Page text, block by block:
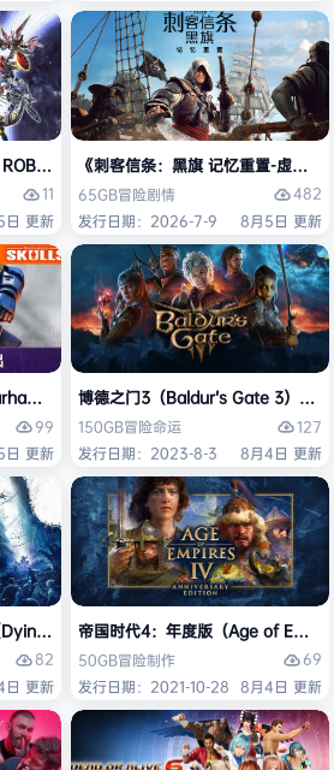
WARS Y）免安装中文版
11
日 更新
《刺客信条：黑旗 记忆重置-虚拟
65GB冒险剧情
482
发行日期：2026-7-9
8月5日 更新
40,000: Space Marine 2）免安装
99
日 更新
博德之门3（Baldur’s Gate 3）免安
150GB冒险命运
127
发行日期：2023-8-3
8月4日 更新
Dying Light 2 Stay Human: Reloaded
82
日 更新
帝国时代4：年度版（Age of
50GB冒险制作
69
发行日期：2021-10-28 8月4日 更新